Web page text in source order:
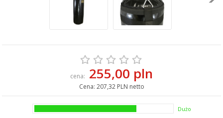
cena: 255,00 pln
Cena: 207,32 PLN netto
Dużo